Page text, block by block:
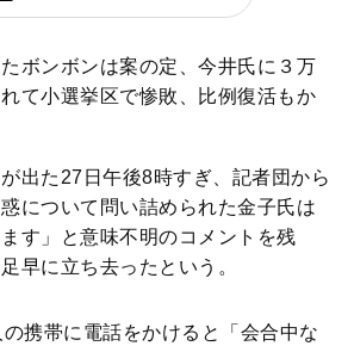
ボンボンは案の定、今井氏に３万
て小選挙区で惨敗、比例復活もか
出た27日午後8時すぎ、記者団から
について問い詰められた金子氏は
ます」と意味不明のコメントを残
早に立ち去ったという。
携帯に電話をかけると「会合中な